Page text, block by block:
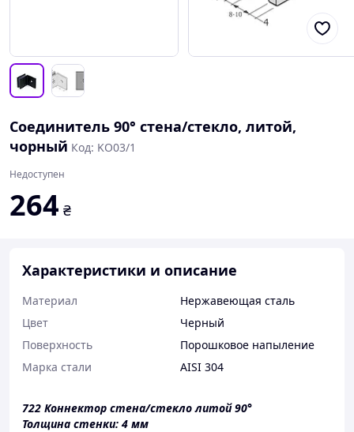
Соединитель 90° стена/стекло, литой,
чорный Код: KO03/1
Недоступен
264 ₴
Характеристики и описание
Материал
Нержавеющая сталь
Цвет
Черный
Поверхность
Порошковое напыление
Марка стали
AISI 304
722 Коннектор стена/стекло литой 90°
Толщина стенки: 4 мм